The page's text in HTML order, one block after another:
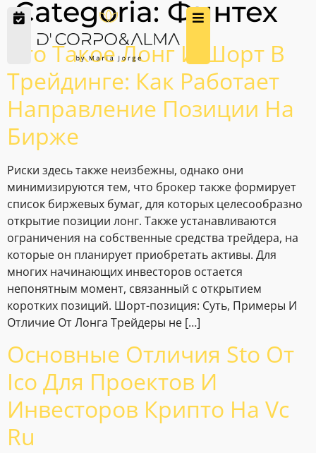
Categoria: Финтех
Что Такое Лонг И Шорт В
Трейдинге: Как Работает
Направление Позиции На
Бирже
Риски здесь также неизбежны, однако они
минимизируются тем, что брокер также формирует
список биржевых бумаг, для которых целесообразно
открытие позиции лонг. Также устанавливаются
ограничения на собственные средства трейдера, на
которые он планирует приобретать активы. Для
многих начинающих инвесторов остается
непонятным момент, связанный с открытием
коротких позиций. Шорт-позиция: Суть, Примеры И
Отличие От Лонга Трейдеры не […]
Основные Отличия Sto От
Ico Для Проектов И
Инвесторов Крипто На Vc
Ru